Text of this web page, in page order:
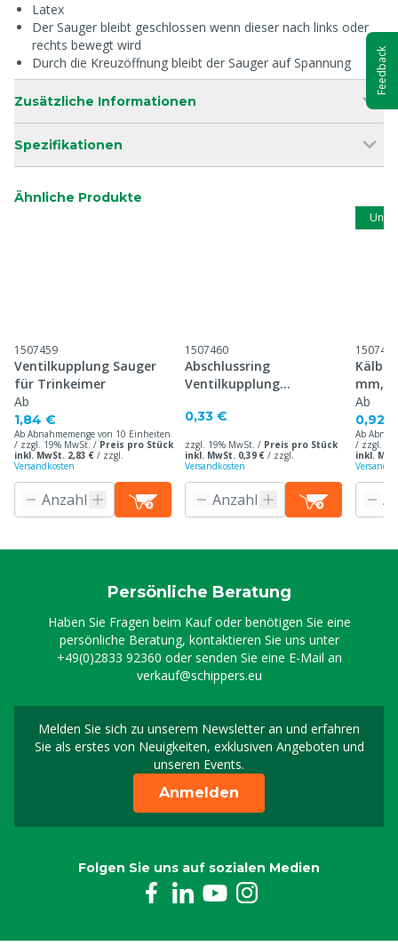
Latex
Der Sauger bleibt geschlossen wenn dieser nach links oder
rechts bewegt wird
Durch die Kreuzöffnung bleibt der Sauger auf Spannung
Zusätzliche Informationen
Spezifikationen
Ähnliche Produkte
1507459
Ventilkupplung Sauger
für Trinkeimer
Ab
1,84 €
Ab Abnahmemenge von 10 Einheiten
/ zzgl. 19% MwSt. / Preis pro Stück
inkl. MwSt. 2,83 € / zzgl.
Versandkosten
1507460
Abschlussring
Ventilkupplung
0,33 €
zzgl. 19% MwSt. / Preis pro Stück
inkl. MwSt. 0,39 € / zzgl.
Versandkosten
1507464
mm,
Ab
0,92 €
Ab
/ zzgl.
inkl.
Persönliche Beratung
Haben Sie Fragen beim Kauf oder benötigen Sie eine
persönliche Beratung, kontaktieren Sie uns unter
+49(0)2833 92360 oder senden Sie eine E-Mail an
verkauf@schippers.eu
Melden Sie sich zu unserem Newsletter an und erfahren
Sie als erstes von Neuigkeiten, exklusiven Angeboten und
unseren Events.
Melden Sie sich für
Anmelden
Folgen Sie uns auf sozialen Medien
Feedback